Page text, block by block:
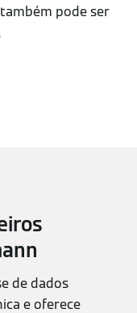
pode ser
de dados
e oferece